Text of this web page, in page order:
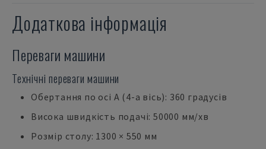
Додаткова інформація
Переваги машини
Технічні переваги машини
Обертання по осі А (4-а вісь): 360 градусів
Висока швидкість подачі: 50000 мм/хв
Розмір столу: 1300 × 550 мм